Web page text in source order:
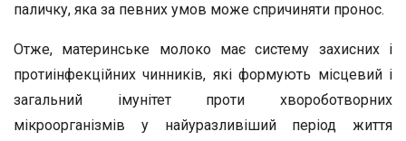
паличку, яка за певних умов може спричиняти пронос.
Отже, материнське молоко має систему захисних і
протиінфекційних чинників, які формують місцевий і
загальний імунітет проти хвороботворних
мікроорганізмів у найуразливіший період життя